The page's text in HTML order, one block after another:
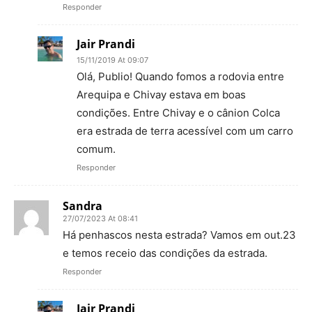
Responder
Jair Prandi
15/11/2019 At 09:07
Olá, Publio! Quando fomos a rodovia entre
Arequipa e Chivay estava em boas
condições. Entre Chivay e o cânion Colca
era estrada de terra acessível com um carro
comum.
Responder
Sandra
27/07/2023 At 08:41
Há penhascos nesta estrada? Vamos em out.23
e temos receio das condições da estrada.
Responder
Jair Prandi